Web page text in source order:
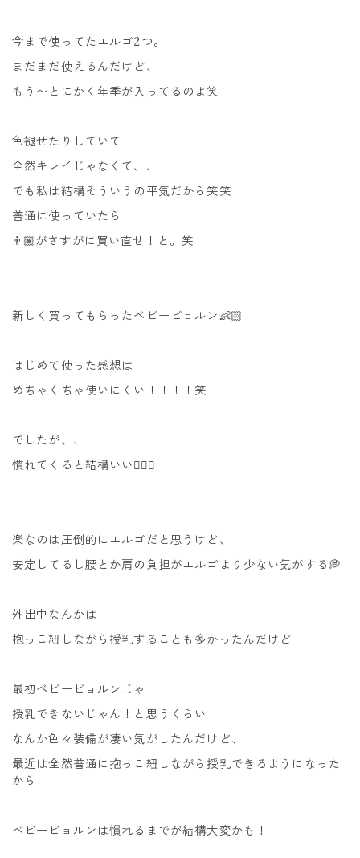
今まで使ってたエルゴ2つ。
まだまだ使えるんだけど、
もう〜とにかく年季が入ってるのよ笑
色褪せたりしていて
全然キレイじゃなくて、、
でも私は結構そういうの平気だから笑笑
普通に使っていたら
👨🏽がさすがに買い直せ！と。笑
新しく買ってもらったベビービョルン👶🏻
はじめて使った感想は
めちゃくちゃ使いにくい！！！！笑
でしたが、、
慣れてくると結構いい🙆🏻‍♀️
楽なのは圧倒的にエルゴだと思うけど、
安定してるし腰とか肩の負担がエルゴより少ない気がする💭
外出中なんかは
抱っこ紐しながら授乳することも多かったんだけど
最初ベビービョルンじゃ
授乳できないじゃん！と思うくらい
なんか色々装備が凄い気がしたんだけど、
最近は全然普通に抱っこ紐しながら授乳できるようになった
から
ベビービョルンは慣れるまでが結構大変かも！